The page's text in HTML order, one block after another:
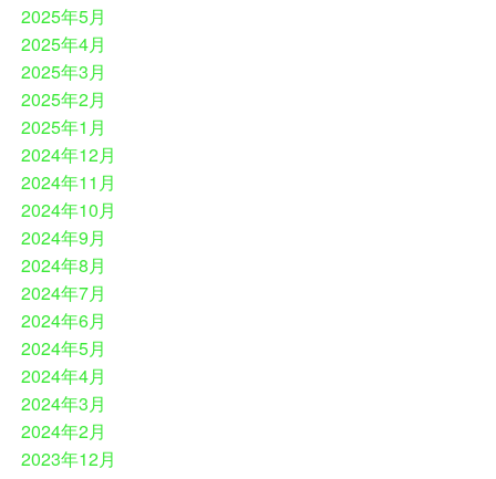
2025年5月
2025年4月
2025年3月
2025年2月
2025年1月
2024年12月
2024年11月
2024年10月
2024年9月
2024年8月
2024年7月
2024年6月
2024年5月
2024年4月
2024年3月
2024年2月
2023年12月